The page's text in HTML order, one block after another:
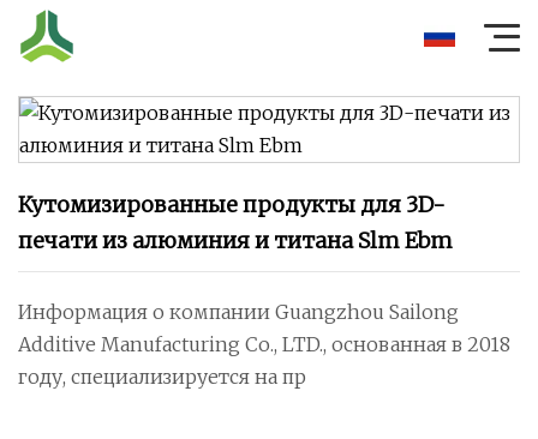
Кутомизированные продукты для 3D-
печати из алюминия и титана Slm Ebm
Информация о компании Guangzhou Sailong
Additive Manufacturing Co., LTD., основанная в 2018
году, специализируется на пр